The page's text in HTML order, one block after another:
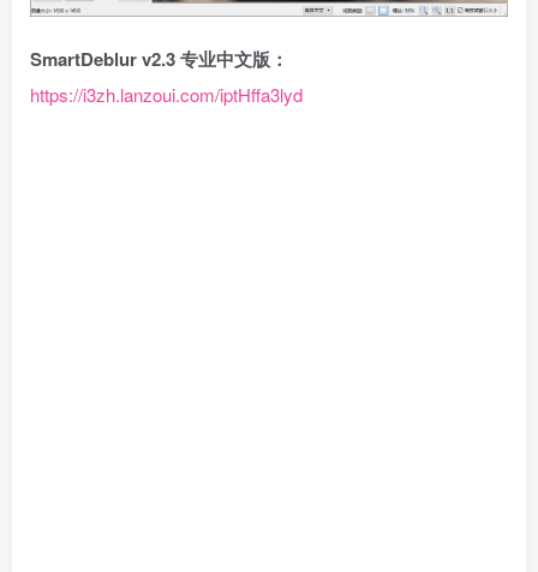
SmartDeblur v2.3 专业中文版：
https://i3zh.lanzoui.com/iptHffa3lyd